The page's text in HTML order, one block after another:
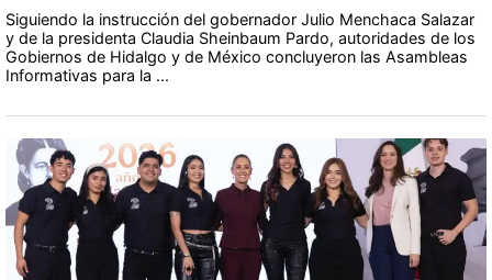
Siguiendo la instrucción del gobernador Julio Menchaca Salazar
y de la presidenta Claudia Sheinbaum Pardo, autoridades de los
Gobiernos de Hidalgo y de México concluyeron las Asambleas
Informativas para la ...